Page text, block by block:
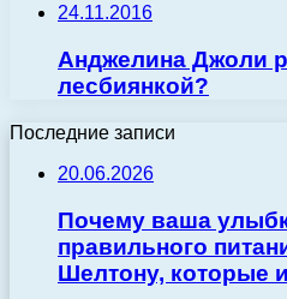
24.11.2016
Анджелина Джоли
лесбиянкой?
Последние записи
20.06.2026
Почему ваша
правильного
Шелтону, которые